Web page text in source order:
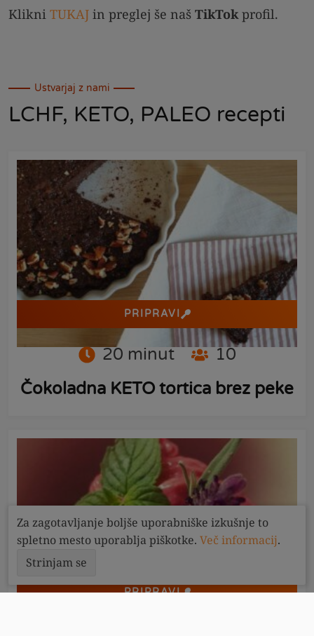
Klikni TUKAJ in preglej še naš TikTokprofil.
Ustvarjaj z nami
LCHF, KETO, PALEO recepti
PRIPRAVI
20 minut
10
Čokoladna KETO tortica brez peke
PRIPRAVI
Za zagotavljanje boljše uporabniške izkušnje to
spletno mesto uporablja piškotke. Več informacij.
Strinjam se